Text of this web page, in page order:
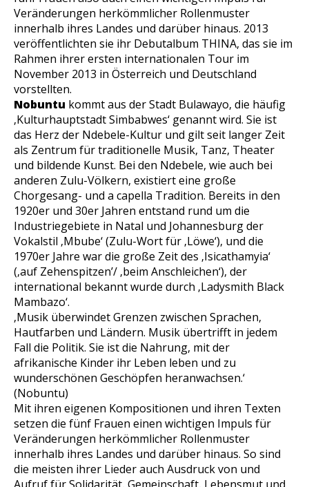
Veränderungen herkömmlicher Rollenmuster
innerhalb ihres Landes und darüber hinaus. 2013
veröffentlichten sie ihr Debutalbum THINA, das sie im
Rahmen ihrer ersten internationalen Tour im
November 2013 in Österreich und Deutschland
vorstellten.
Nobuntu kommt aus der Stadt Bulawayo, die häufig
‚Kulturhauptstadt Simbabwes‘ genannt wird. Sie ist
das Herz der Ndebele-Kultur und gilt seit langer Zeit
als Zentrum für traditionelle Musik, Tanz, Theater
und bildende Kunst. Bei den Ndebele, wie auch bei
anderen Zulu-Völkern, existiert eine große
Chorgesang- und a capella Tradition. Bereits in den
1920er und 30er Jahren entstand rund um die
Industriegebiete in Natal und Johannesburg der
Vokalstil ‚Mbube‘ (Zulu-Wort für ‚Löwe‘), und die
1970er Jahre war die große Zeit des ‚Isicathamyia‘
(‚auf Zehenspitzen’/ ‚beim Anschleichen‘), der
international bekannt wurde durch ‚Ladysmith Black
Mambazo‘.
‚Musik überwindet Grenzen zwischen Sprachen,
Hautfarben und Ländern. Musik übertrifft in jedem
Fall die Politik. Sie ist die Nahrung, mit der
afrikanische Kinder ihr Leben leben und zu
wunderschönen Geschöpfen heranwachsen.‘
(Nobuntu)
Mit ihren eigenen Kompositionen und ihren Texten
setzen die fünf Frauen einen wichtigen Impuls für
Veränderungen herkömmlicher Rollenmuster
innerhalb ihres Landes und darüber hinaus. So sind
die meisten ihrer Lieder auch Ausdruck von und